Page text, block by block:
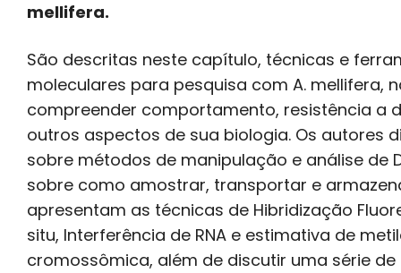
mellifera.
São descritas neste capítulo, técnicas e
moleculares para pesquisa com A. mellifera,
compreender comportamento, resistência a
outros aspectos de sua biologia. Os autores
sobre métodos de manipulação e análise de
sobre como amostrar, transportar e
apresentam as técnicas de Hibridização
situ, Interferência de RNA e estimativa de
cromossômica, além de discutir uma série